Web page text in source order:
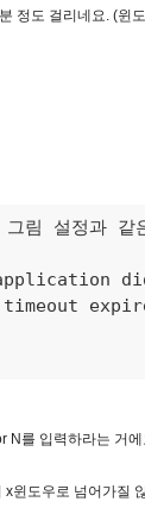
정도 걸리네요. (윈
림 설정과
N를 입력하라는 거에
윈도우로 넘어가질